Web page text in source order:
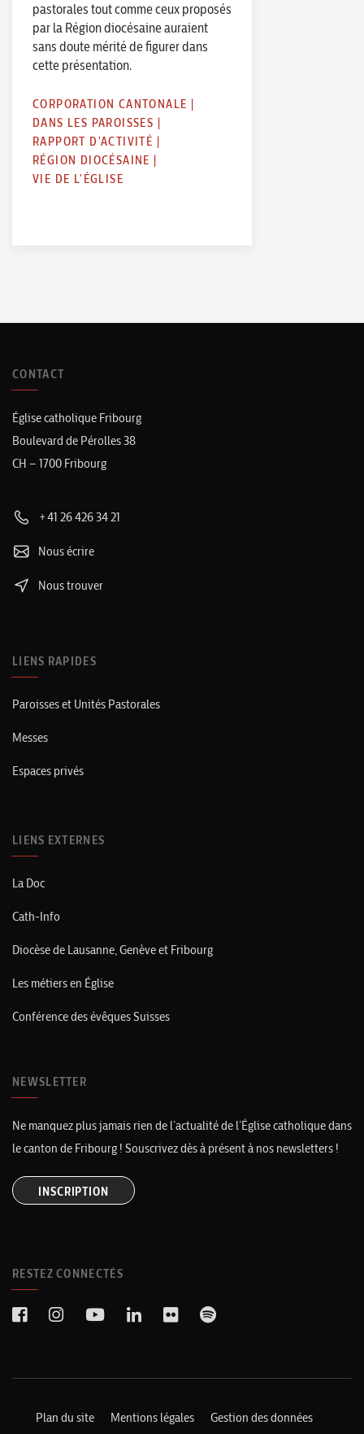
pastorales tout comme ceux proposés
par la Région diocésaine auraient
sans doute mérité de figurer dans
cette présentation.
CORPORATION CANTONALE |
DANS LES PAROISSES |
RAPPORT D'ACTIVITÉ |
RÉGION DIOCÉSAINE |
VIE DE L'ÉGLISE
CONTACT
Église catholique Fribourg
Boulevard de Pérolles 38
CH – 1700 Fribourg
+41 26 426 34 21
Nous écrire
Nous trouver
LIENS RAPIDES
Paroisses et Unités Pastorales
Messes
Espaces privés
LIENS EXTERNES
La Doc
Cath-Info
Diocèse de Lausanne, Genève et Fribourg
Les métiers en Église
Conférence des évêques Suisses
NEWSLETTER
Ne manquez plus jamais rien de l’actualité de l’Église catholique dans
le canton de Fribourg ! Souscrivez dès à présent à nos newsletters !
INSCRIPTION
RESTEZ CONNECTÉS
Plan du site Mentions légales Gestion des données